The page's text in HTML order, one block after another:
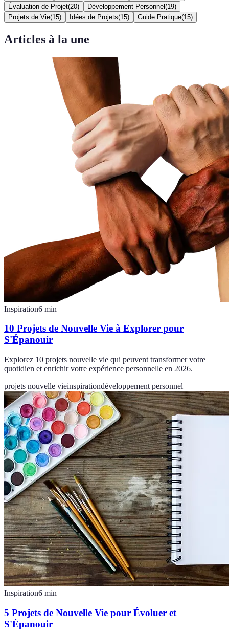
Évaluation de Projet(20) Développement Personnel (19)
Projets de Vie(15) Idées de Projets(15) Guide Pratique(15)
Articles à la une
Inspiration6 min
10 Projets de Nouvelle Vie à Explorer pour
S'Épanouir
Explorez 10 projets nouvelle vie qui peuvent transformer votre
quotidien et enrichir votre expérience personnelle en 2026.
projets nouvelle vieinspirationdéveloppement personnel
Inspiration6 min
5 Projets de Nouvelle Vie pour Évoluer et
S'Épanouir